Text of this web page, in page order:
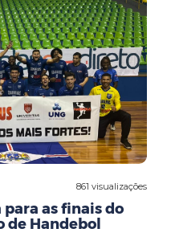
861 visualizações
as finais do
Handebol